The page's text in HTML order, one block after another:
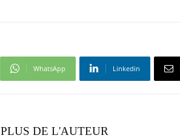
WhatsApp Linkedin
PLUS DE L'AUTEUR